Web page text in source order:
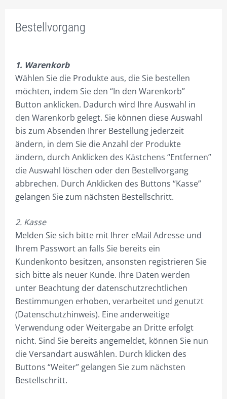
BÜRORAUM – NR. / FLÄCHENANTEILE
INNENAUSSTATTUNG
PREISE
RAUM-BUCHUNGEN
1.1 – 1.18 BÜROS EG
2.1 – 2.17 BÜROS 1.OG
3.1 – 3.18 BÜROS 2.OG
3.9L TAGESBÜRO, FÜR 1 BIS 5 PERS. RESERVIEREN.
3.9R FLEX-OFFICE, FÜR 1 BIS 10 PERS. AUCH KONFERENZRAUM
4.1 – 4.4 BÜROS 3.OG
4.5 PENTHAUSBÜROS
BESTUHLUNGSBEISPIELE FÜR KONFERENZ- &
BESPRECHUNGSRAUM
29/5 FLEX-FRONT-OFFICE KURZZEITBÜRO
POSTBOX
Bestellvorgang
1. Warenkorb
Wählen Sie die Produkte aus, die Sie bestellen
möchten, indem Sie den “In den Warenkorb”
Button anklicken. Dadurch wird Ihre Auswahl in
den Warenkorb gelegt. Sie können diese Auswahl
bis zum Absenden Ihrer Bestellung jederzeit
ändern, in dem Sie die Anzahl der Produkte
ändern, durch Anklicken des Kästchens “Entfernen”
die Auswahl löschen oder den Bestellvorgang
abbrechen. Durch Anklicken des Buttons “Kasse”
gelangen Sie zum nächsten Bestellschritt.
2. Kasse
Melden Sie sich bitte mit Ihrer eMail Adresse und
Ihrem Passwort an falls Sie bereits ein
Kundenkonto besitzen, ansonsten registrieren Sie
sich bitte als neuer Kunde. Ihre Daten werden
unter Beachtung der datenschutzrechtlichen
Bestimmungen erhoben, verarbeitet und genutzt
(Datenschutzhinweis). Eine anderweitige
Verwendung oder Weitergabe an Dritte erfolgt
nicht. Sind Sie bereits angemeldet, können Sie nun
die Versandart auswählen. Durch klicken des
Buttons “Weiter” gelangen Sie zum nächsten
Bestellschritt.